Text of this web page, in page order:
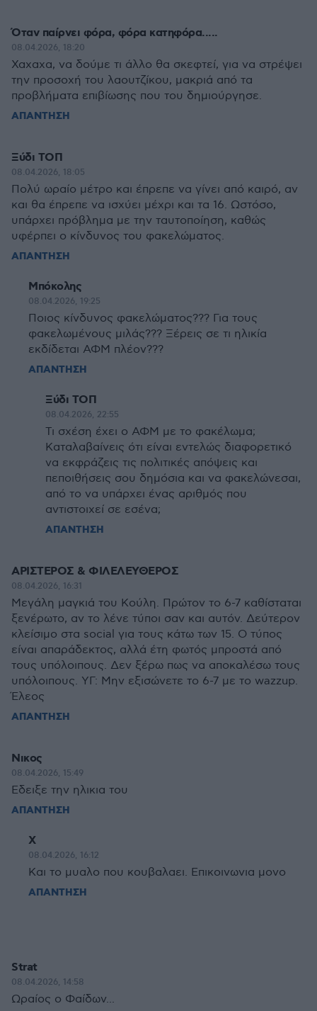
Όταν παίρνει φόρα, φόρα κατηφόρα.....
08.04.2026, 18:20
Χαχαχα, να δούμε τι άλλο θα σκεφτεί, για να στρέψει
την προσοχή του λαουτζίκου, μακριά από τα
προβλήματα επιβίωσης που του δημιούργησε.
ΑΠΑΝΤΗΣΗ
Ξύδι ΤΟΠ
08.04.2026, 18:05
Πολύ ωραίο μέτρο και έπρεπε να γίνει από καιρό, αν
και θα έπρεπε να ισχύει μέχρι και τα 16. Ωστόσο,
υπάρχει πρόβλημα με την ταυτοποίηση, καθώς
υφέρπει ο κίνδυνος του φακελώματος.
ΑΠΑΝΤΗΣΗ
Μπόκολης
08.04.2026, 19:25
Ποιος κίνδυνος φακελώματος??? Για τους
φακελωμένους μιλάς??? Ξέρεις σε τι ηλικία
εκδίδεται ΑΦΜ πλέον???
ΑΠΑΝΤΗΣΗ
Ξύδι ΤΟΠ
08.04.2026, 22:55
Τι σχέση έχει ο ΑΦΜ με το φακέλωμα;
Καταλαβαίνεις ότι είναι εντελώς διαφορετικό
να εκφράζεις τις πολιτικές απόψεις και
πεποιθήσεις σου δημόσια και να φακελώνεσαι,
από το να υπάρχει ένας αριθμός που
αντιστοιχεί σε εσένα;
ΑΠΑΝΤΗΣΗ
ΑΡΙΣΤΕΡΟΣ & ΦΙΛΕΛΕΥΘΕΡΟΣ
08.04.2026, 16:31
Μεγάλη μαγκιά του Κούλη. Πρώτον το 6-7 καθίσταται
ξενέρωτο, αν το λένε τύποι σαν και αυτόν. Δεύτερον
κλείσιμο στα social για τους κάτω των 15. Ο τύπος
είναι απαράδεκτος, αλλά έτη φωτός μπροστά από
τους υπόλοιπους. Δεν ξέρω πως να αποκαλέσω τους
υπόλοιπους. ΥΓ: Μην εξισώνετε το 6-7 με το wazzup.
Έλεος
ΑΠΑΝΤΗΣΗ
Νικος
08.04.2026, 15:49
Εδειξε την ηλικια του
ΑΠΑΝΤΗΣΗ
X
08.04.2026, 16:12
Και το μυαλο που κουβαλαει. Επικοινωνια μονο
ΑΠΑΝΤΗΣΗ
Strat
08.04.2026, 14:58
Ωραίος ο Φαίδων...